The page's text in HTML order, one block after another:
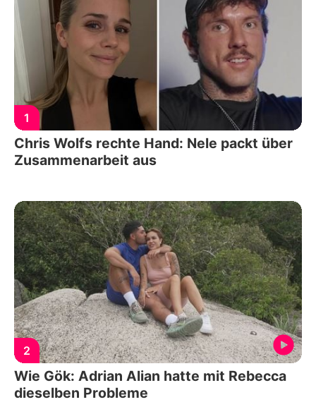
1
Chris Wolfs rechte Hand: Nele packt über
Zusammenarbeit aus
2
Wie Gök: Adrian Alian hatte mit Rebecca
dieselben Probleme